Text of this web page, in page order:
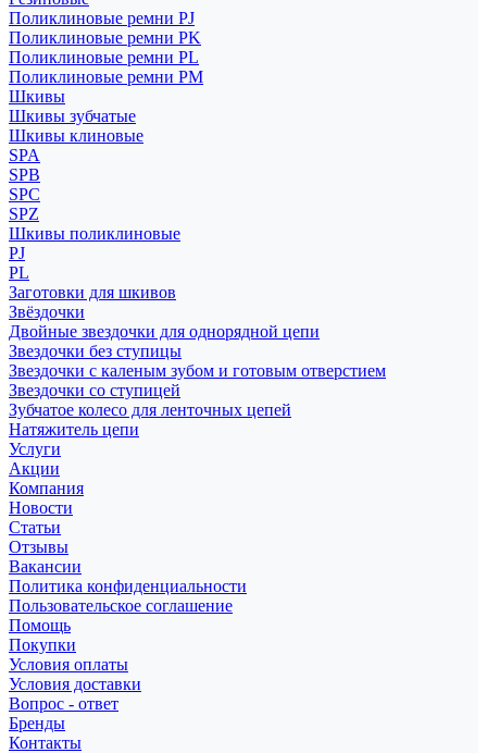
Поликлиновые ремни PJ
Поликлиновые ремни PK
Поликлиновые ремни PL
Поликлиновые ремни PM
Шкивы
Шкивы зубчатые
Шкивы клиновые
SPA
SPB
SPC
SPZ
Шкивы поликлиновые
PJ
PL
Заготовки для шкивов
Звёздочки
Двойные звездочки для однорядной цепи
Звездочки без ступицы
Звездочки с каленым зубом и готовым отверстием
Звездочки со ступицей
Зубчатое колесо для ленточных цепей
Натяжитель цепи
Услуги
Акции
Компания
Новости
Статьи
Отзывы
Вакансии
Политика конфиденциальности
Пользовательское соглашение
Помощь
Покупки
Условия оплаты
Условия доставки
Вопрос - ответ
Бренды
Контакты